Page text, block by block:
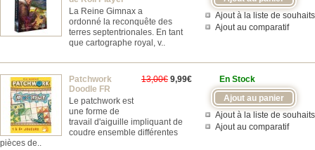
Ajout à la liste de souhaits
Ajout au comparatif
La Reine Gimnax a
ordonné la reconquête des
terres septentrionales. En tant
que cartographe royal, v..
En Stock
Ajout à la liste de souhaits
Ajout au comparatif
13,00€ 9,99€
Patchwork
Doodle FR
Le patchwork est
une forme de
travail d'aiguille impliquant de
coudre ensemble différentes
pièces de..